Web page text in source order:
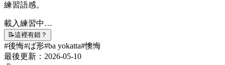
練習語感。
載入練習中…
📝這裡有錯？
#後悔#ば形#ba yokatta#懊悔
最後更新： 2026-05-10